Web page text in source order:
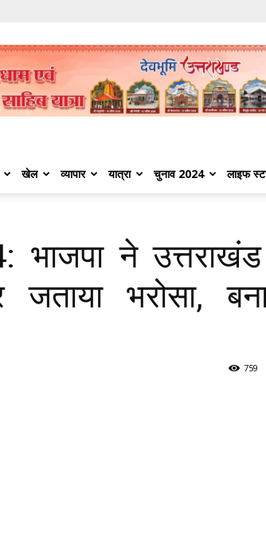
खेल व्यापार यात्रा चुनाव 2024 लाइफ
भाजपा ने
भरोसा,
759